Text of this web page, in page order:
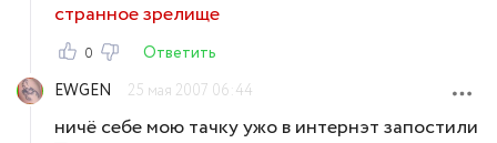
странное зрелище
0
Ответить
EWGEN
25 мая 2007 06:44
ничё себе мою тачку ужо в интернэт запостили